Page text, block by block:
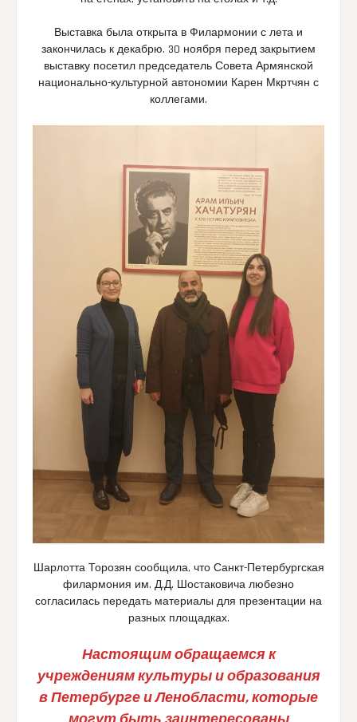
Выставка была открыта в Филармонии с лета и
закончилась к декабрю. 30 ноября перед закрытием
выставку посетил председатель Совета Армянской
национально-культурной автономии Карен Мкртчян с
коллегами.
Шарлотта Торозян сообщила, что Санкт-Петербургская
филармония им. Д.Д. Шостаковича любезно
согласилась передать материалы для презентации на
разных площадках.
Настоящим обращаемся к
учреждениям культуры и образования
в Петербурге и Ленобласти, которые